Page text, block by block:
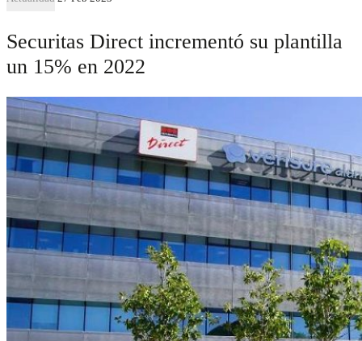
Securitas Direct incrementó su plantilla
un 15% en 2022